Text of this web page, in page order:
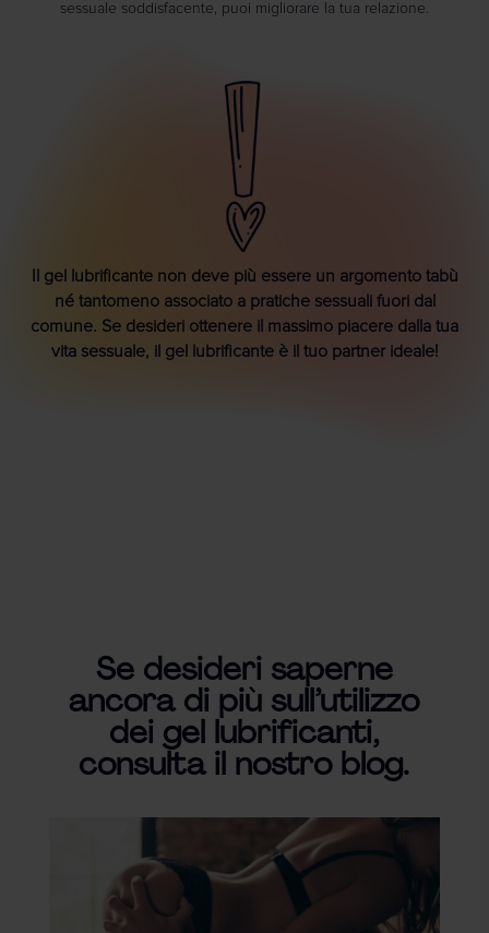
sessuale soddisfacente, puoi migliorare la tua relazione.
Il gel lubrificante non deve più essere un argomento tabù
né tantomeno associato a pratiche sessuali fuori dal
comune. Se desideri ottenere il massimo piacere dalla tua
vita sessuale, il gel lubrificante è il tuo partner ideale!
Se desideri saperne
ancora di più sull’utilizzo
dei gel lubrificanti,
consulta il nostro blog.